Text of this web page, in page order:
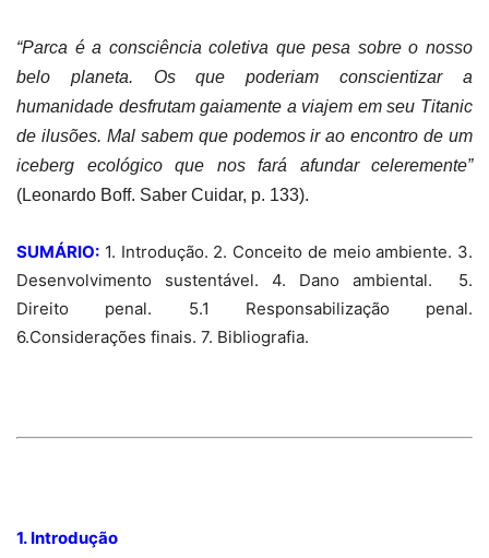
“Parca é a consciência coletiva que pesa sobre o nosso
belo planeta. Os que poderiam conscientizar a
humanidade desfrutam gaiamente a viajem em seu Titanic
de ilusões. Mal sabem que podemos ir ao encontro de um
iceberg ecológico que nos fará afundar celeremente”
(Leonardo Boff. Saber Cuidar, p. 133).
SUMÁRIO: 1. Introdução. 2. Conceito de meio ambiente. 3.
Desenvolvimento sustentável. 4. Dano ambiental.
5.
Direito penal. 5.1 Responsabilização penal.
6.Considerações finais. 7. Bibliografia.
1. Introdução